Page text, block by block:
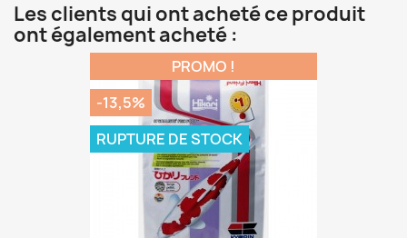
Les clients qui ont acheté ce produit
ont également acheté :
PROMO !
-13,5%
RUPTURE DE STOCK